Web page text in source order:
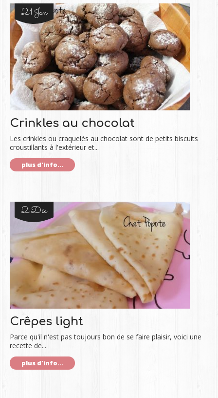
21 Jan
Crinkles au chocolat
Les crinkles ou craquelés au chocolat sont de petits biscuits
croustillants à l'extérieur et...
plus d'info...
2 Déc
Crêpes light
Parce qu'il n'est pas toujours bon de se faire plaisir, voici une
recette de...
plus d'info...